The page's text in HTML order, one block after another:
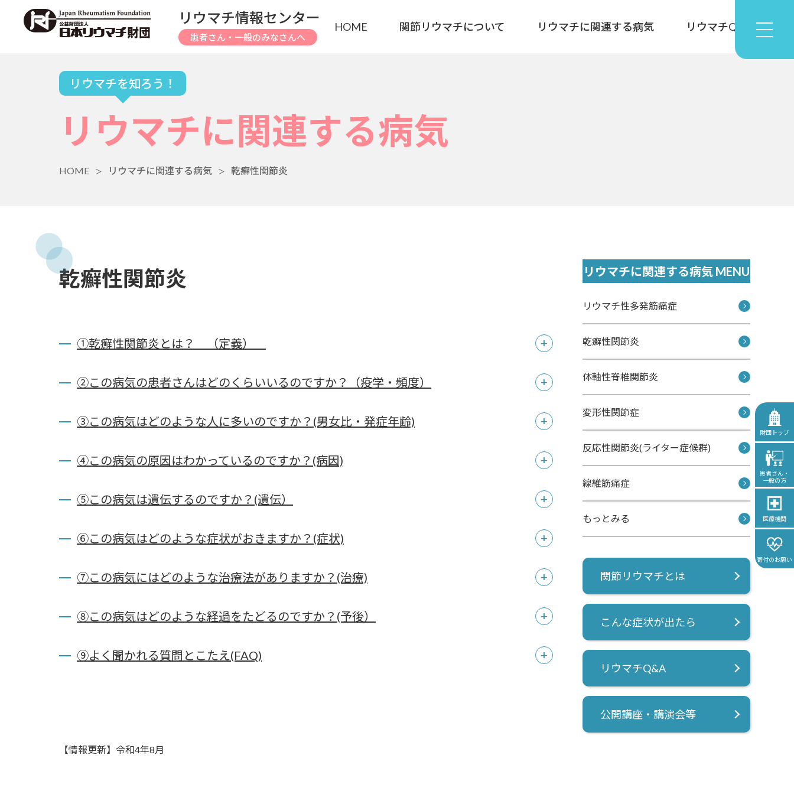
リウマチ情報センター
患者さん・一般のみなさんへ
HOME 関節リウマチについて リウマチに関連する病気 リウマチQ&A
リウマチを知ろう！
リウマチに関連する病気
HOME リウマチに関連する病気 乾癬性関節炎
乾癬性関節炎
①乾癬性関節炎とは？ （定義）
②この病気の患者さんはどのくらいいるのですか？（疫学・頻度）
③この病気はどのような人に多いのですか？(男女比・発症年齢)
④この病気の原因はわかっているのですか？(病因)
⑤この病気は遺伝するのですか？(遺伝）
⑥この病気はどのような症状がおきますか？(症状)
⑦この病気にはどのような治療法がありますか？(治療)
⑧この病気はどのような経過をたどるのですか？(予後）
⑨よく聞かれる質問とこたえ(FAQ)
【情報更新】令和4年8月
リウマチに関連する病気 MENU
リウマチ性多発筋痛症
乾癬性関節炎
体軸性脊椎関節炎
変形性関節症
反応性関節炎(ライター症候群)
線維筋痛症
もっとみる
関節リウマチとは
こんな症状が出たら
リウマチQ&A
公開講座・講演会等
財団トップ
患者さん・
一般の方
医療機関
寄付のお願い